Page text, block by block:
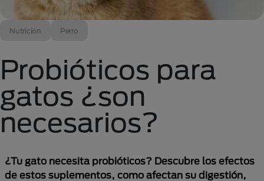
Nutrición Perro
Probióticos para
gatos ¿son
necesarios?
¿Tu gato necesita probióticos? Descubre los efectos
de estos suplementos, como afectan su digestión,